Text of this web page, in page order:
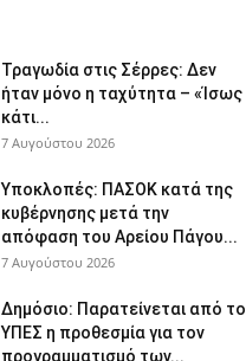
Τραγωδία στις Σέρρες: Δεν
ήταν μόνο η ταχύτητα – «Ίσως
κάτι...
7 Αυγούστου 2026
Υποκλοπές: ΠΑΣΟΚ κατά της
κυβέρνησης μετά την
απόφαση του Αρείου Πάγου...
7 Αυγούστου 2026
Δημόσιο: Παρατείνεται από το
ΥΠΕΣ η προθεσμία για τον
προγραμματισμό των...